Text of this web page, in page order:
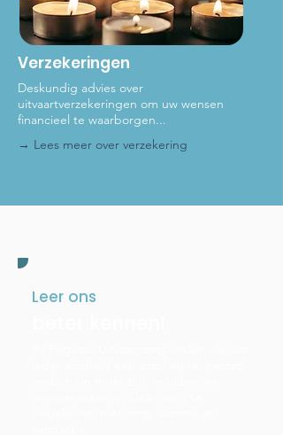
Verzekeringen
Deskundig advies over
uitvaartverzekeringen om uw wensen
financieel te waarborgen...
→ Lees meer over verzekering
Leer ons